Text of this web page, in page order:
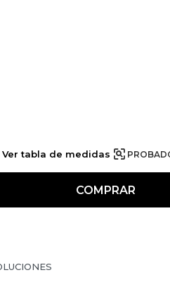
Ver tabla de medidas
COMPRAR